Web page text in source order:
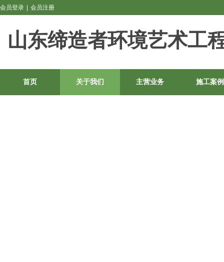
山东缔造者环境艺术工
会员登录 会员注册
首页 关于我们 主营业务 施工案例